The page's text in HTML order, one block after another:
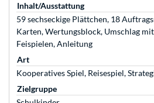
Inhalt/Ausstattung
59 sechseckige Plättchen, 18
Karten, Wertungsblock, Umschlag
Feispielen, Anleitung
Art
Kooperatives Spiel, Reisespiel,
Zielgruppe